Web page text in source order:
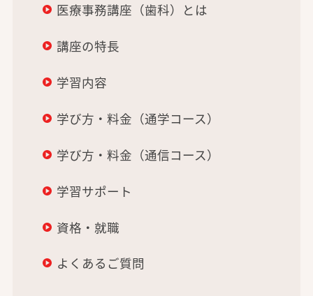
医療事務講座（歯科）とは
講座の特長
学習内容
学び方・料金（通学コース）
学び方・料金（通信コース）
学習サポート
資格・就職
よくあるご質問